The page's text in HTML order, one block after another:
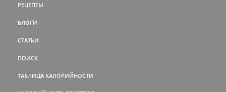
РЕЦЕПТЫ
БЛОГИ
СТАТЬИ
ПОИСК
ТАБЛИЦА КАЛОРИЙНОСТИ